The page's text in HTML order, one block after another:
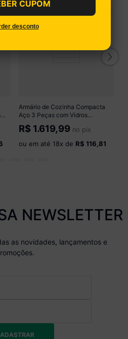
Armário de Cozinha Compacta
Aço 3 Peças com Vidros
Multimóveis CR20350
Branco/Preto
R$ 1.619,99 no pix
ou em até 18x de R$ 116,81
NEWSLETTER
as novidades, lançamentos e
CUPOM
desconto